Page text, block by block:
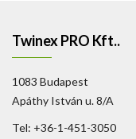
Twinex PRO Kft..
1083 Budapest
Apáthy István u. 8/A
Tel: +36-1-451-3050